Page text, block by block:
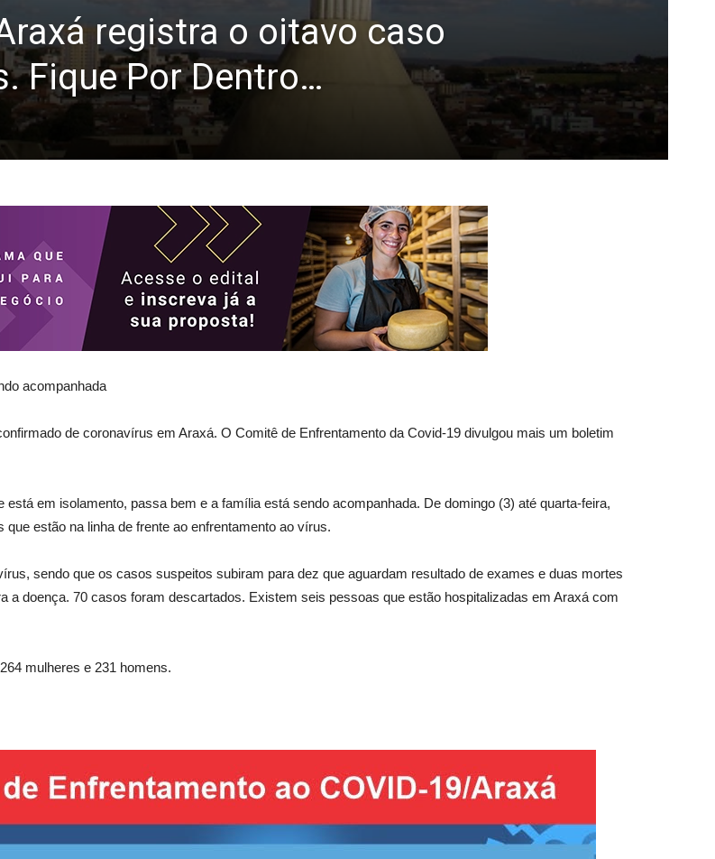
registra o oitavo caso
Fique Por Dentro…
acompanhada
de coronavírus em Araxá. O Comitê de Enfrentamento da Covid-19 divulgou mais um boletim
em isolamento, passa bem e a família está sendo acompanhada. De domingo (3) até quarta-feira,
estão na linha de frente ao enfrentamento ao vírus.
sendo que os casos suspeitos subiram para dez que aguardam resultado de exames e duas mortes
doença. 70 casos foram descartados. Existem seis pessoas que estão hospitalizadas em Araxá com
mulheres e 231 homens.